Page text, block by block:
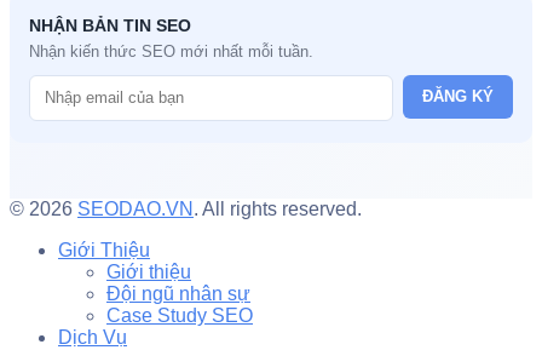
NHẬN BẢN TIN SEO
Nhận kiến thức SEO mới nhất mỗi tuần.
ĐĂNG KÝ
© 2026 SEODAO.VN . All rights reserved.
Giới Thiệu
Giới thiệu
Đội ngũ nhân sự
Case Study SEO
Dịch Vụ